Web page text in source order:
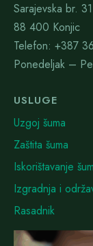
Sarajevska br. 31
88 400 Konjic
Telefon: +387
Ponedeljak –
USLUGE
Uzgoj šuma
Zaštita šuma
Iskorištavanje
Izgradnja i
Rasadnik